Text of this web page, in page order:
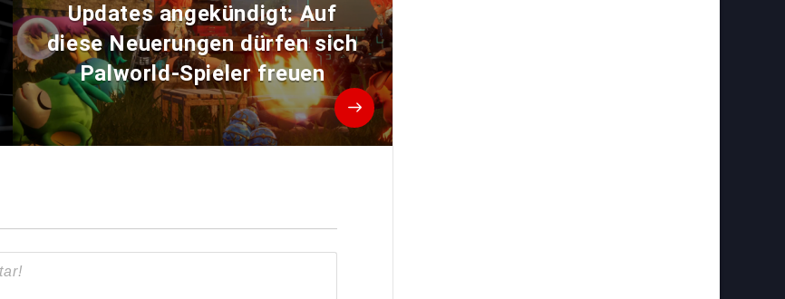
Updates angekündigt: Auf
diese Neuerungen dürfen sich
Palworld-Spieler freuen